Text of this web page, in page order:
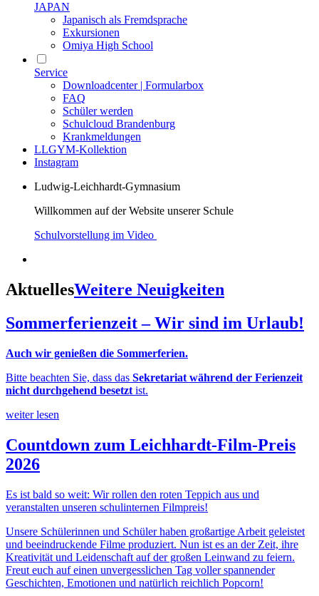
JAPAN
Japanisch als Fremdsprache
Exkursionen
Omiya High School
Service
Downloadcenter | Formularbox
FAQ
Schüler werden
Schulcloud Brandenburg
Krankmeldungen
LLGYM-Kollektion
Instagram
Ludwig-Leichhardt-Gymnasium
Willkommen auf der Website unserer Schule
Schulvorstellung im Video
AktuellesWeitere Neuigkeiten
Sommerferienzeit – Wir sind im Urlaub!
Auch wir genießen die Sommerferien.
Bitte beachten Sie, dass das Sekretariat während der Ferienzeit
nicht durchgehend besetzt ist.
weiter lesen
Countdown zum Leichhardt-Film-Preis
2026
Es ist bald so weit: Wir rollen den roten Teppich aus und
veranstalten unseren schulinternen Filmpreis!
Unsere Schülerinnen und Schüler haben großartige Arbeit geleistet
und beeindruckende Filme produziert. Nun ist es an der Zeit, ihre
Kreativität und Leidenschaft auf der großen Leinwand zu feiern.
Freut euch auf einen unvergesslichen Tag voller spannender
Geschichten, Emotionen und natürlich reichlich Popcorn!